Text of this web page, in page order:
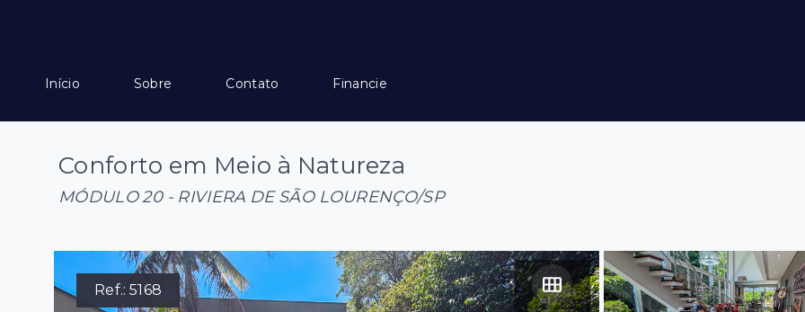
Início Sobre Contato Financie
Conforto em Meio à Natureza
MÓDULO 20 - RIVIERA DE SÃO LOURENÇO/SP
Ref.:5168